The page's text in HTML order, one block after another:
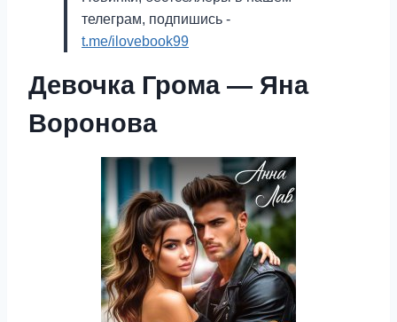
телеграм, подпишись -
t.me/ilovebook99
Девочка Грома — Яна
Воронова